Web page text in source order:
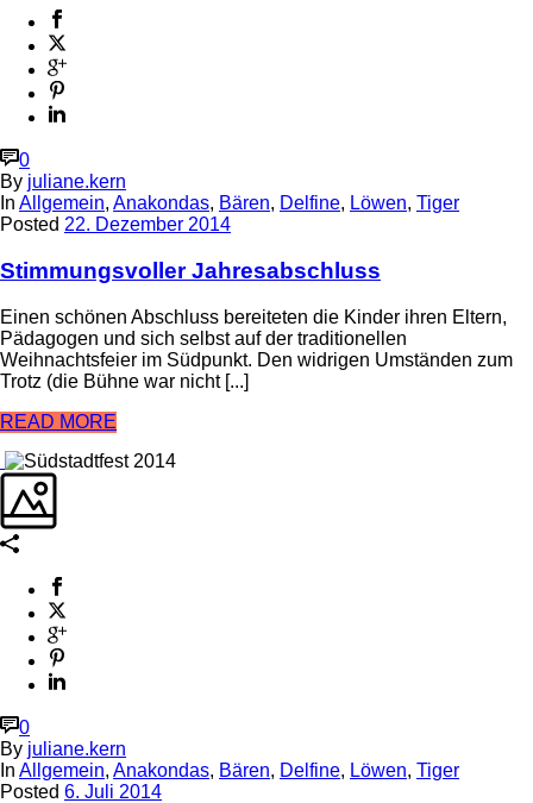
0
By juliane.kern
In Allgemein, Anakondas, Bären, Delfine, Löwen, Tiger
Posted 22. Dezember 2014
Stimmungsvoller Jahresabschluss
Einen schönen Abschluss bereiteten die Kinder ihren Eltern,
Pädagogen und sich selbst auf der traditionellen
Weihnachtsfeier im Südpunkt. Den widrigen Umständen zum
Trotz (die Bühne war nicht [...]
READ MORE
0
By juliane.kern
In Allgemein, Anakondas, Bären, Delfine, Löwen, Tiger
Posted 6. Juli 2014